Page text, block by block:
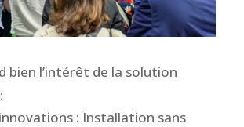
bien l’intérêt de la solution
:
: Installation sans